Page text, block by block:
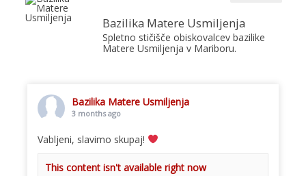
Bazilika Matere Usmiljenja
Spletno stičišče obiskovalcev bazilike
Matere Usmiljenja v Mariboru.
Bazilika Matere Usmiljenja
3 months ago
Vabljeni, slavimo skupaj!
This content isn't available right now